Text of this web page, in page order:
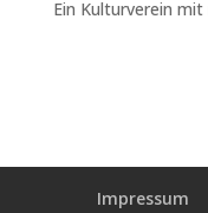
Ein Kulturverein
Impressum